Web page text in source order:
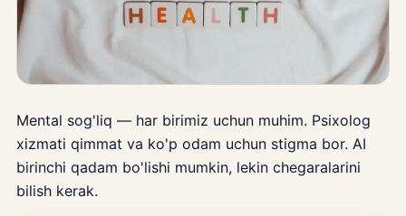
Mental sog'liq — har birimiz uchun muhim. Psixolog
xizmati qimmat va ko'p odam uchun stigma bor. AI
birinchi qadam bo'lishi mumkin, lekin chegaralarini
bilish kerak.